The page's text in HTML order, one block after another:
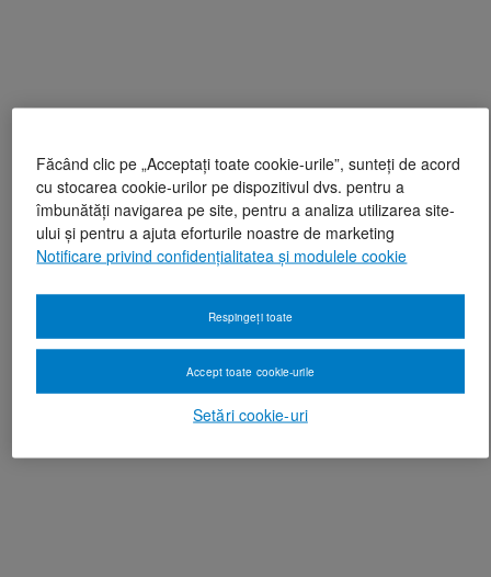
Făcând clic pe „Acceptați toate cookie-urile”, sunteți de acord
cu stocarea cookie-urilor pe dispozitivul dvs. pentru a
îmbunătăți navigarea pe site, pentru a analiza utilizarea site-
ului și pentru a ajuta eforturile noastre de marketing
Notificare privind confidențialitatea și modulele cookie
Setări cookie-uri
Respingeți toate
Accept toate cookie-urile